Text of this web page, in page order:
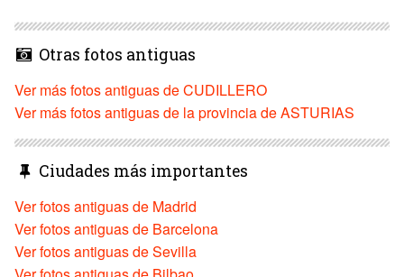
Otras fotos antiguas
Ver más fotos antiguas de CUDILLERO
Ver más fotos antiguas de la provincia de ASTURIAS
Ciudades más importantes
Ver fotos antiguas de Madrid
Ver fotos antiguas de Barcelona
Ver fotos antiguas de Sevilla